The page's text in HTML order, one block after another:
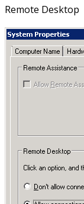
Remote Desktop